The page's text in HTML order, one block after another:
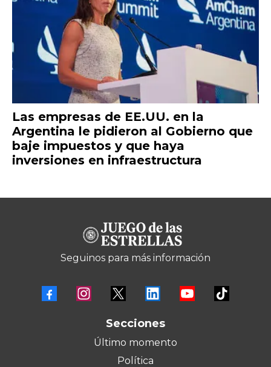
Las empresas de EE.UU. en la
Argentina le pidieron al Gobierno que
baje impuestos y que haya
inversiones en infraestructura
Seguinos para más información
Secciones
Último momento
Política